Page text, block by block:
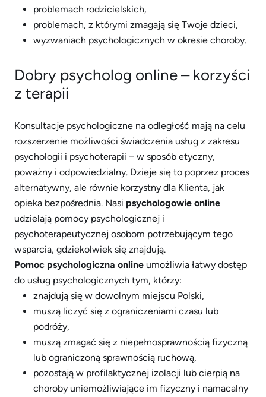
problemach rodzicielskich,
problemach, z którymi zmagają się Twoje dzieci,
wyzwaniach psychologicznych w okresie choroby.
Dobry psycholog online – korzyści
z terapii
Konsultacje psychologiczne na odległość mają na celu
rozszerzenie możliwości świadczenia usług z zakresu
psychologii i psychoterapii – w sposób etyczny,
poważny i odpowiedzialny. Dzieje się to poprzez proces
alternatywny, ale równie korzystny dla Klienta, jak
opieka bezpośrednia. Nasi psychologowie online
udzielają pomocy psychologicznej i
psychoterapeutycznej osobom potrzebującym tego
wsparcia, gdziekolwiek się znajdują.
Pomoc psychologiczna online umożliwia łatwy dostęp
do usług psychologicznych tym, którzy:
znajdują się w dowolnym miejscu Polski,
muszą liczyć się z ograniczeniami czasu lub
podróży,
muszą zmagać się z niepełnosprawnością fizyczną
lub ograniczoną sprawnością ruchową,
pozostają w profilaktycznej izolacji lub cierpią na
choroby uniemożliwiające im fizyczny i namacalny